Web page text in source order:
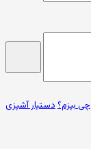
چی بپزم؟دستیار آشپزی